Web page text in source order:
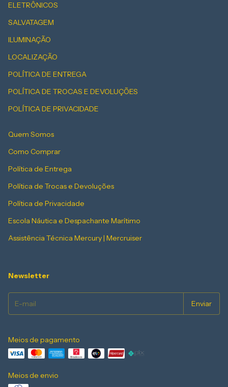
ELETRÔNICOS
SALVATAGEM
ILUMINAÇÃO
LOCALIZAÇÃO
POLÍTICA DE ENTREGA
POLÍTICA DE TROCAS E DEVOLUÇÕES
POLÍTICA DE PRIVACIDADE
Quem Somos
Como Comprar
Política de Entrega
Política de Trocas e Devoluções
Política de Privacidade
Escola Náutica e Despachante Marítimo
Assistência Técnica Mercury | Mercruiser
Newsletter
Meios de pagamento
Meios de envio